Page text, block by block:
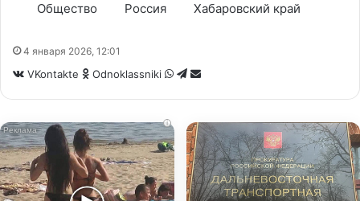
Общество
Россия Хабаровский край
4 января 2026, 12:01
VKontakte Odnoklassniki WhatsApp
Telegram
Share
i